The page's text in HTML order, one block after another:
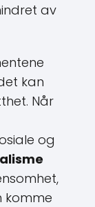
av
kan
Når
og
komme